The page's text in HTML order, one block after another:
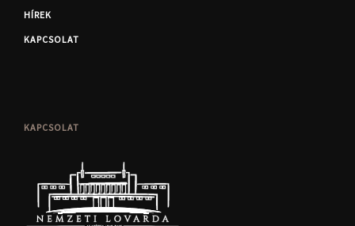
HÍREK
KAPCSOLAT
KAPCSOLAT